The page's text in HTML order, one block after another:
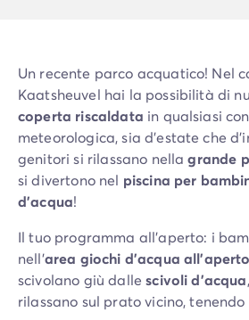
Un recente parco acquatico! Nel
Kaatsheuvel hai la possibilità di
coperta riscaldata in qualsiasi
meteorologica, sia d'estate che
genitori si rilassano nellagrande
si divertono nel piscina per
d'acqua!
Il tuo programma all'aperto: i
nell'area giochi d'acqua all'aperto
scivolano giù dallescivoli d'acqua
rilassano sul prato vicino,